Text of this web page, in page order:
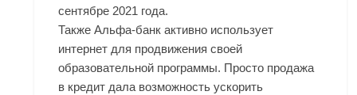
сентябре 2021 года.
Также Альфа-банк активно использует
интернет для продвижения своей
образовательной программы. Просто продажа
в кредит дала возможность ускорить